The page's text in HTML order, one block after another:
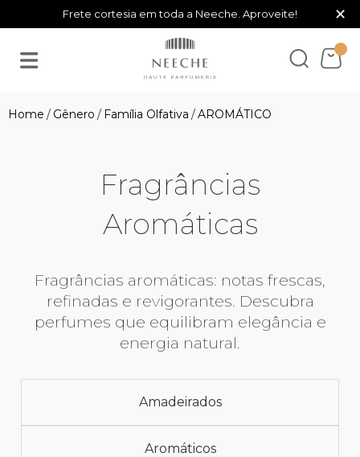
Frete cortesia em toda a Neeche. Aproveite! ×
Gênero Família Olfativa AROMÁTICO
Fragrâncias
Aromáticas
Fragrâncias aromáticas: notas frescas,
refinadas e revigorantes. Descubra
perfumes que equilibram elegância e
energia natural.
Amadeirados
Aromáticos